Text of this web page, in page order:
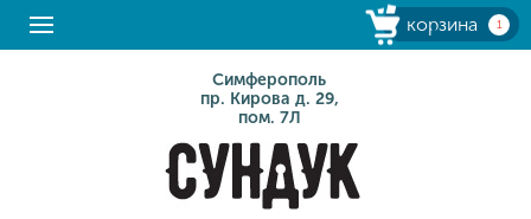
корзина 1
Симферополь
пр. Кирова д. 29,
пом. 7Л